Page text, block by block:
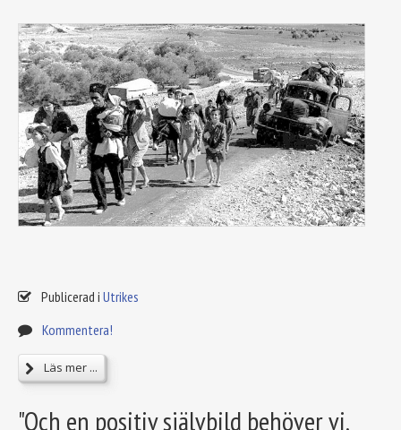
Publicerad i Utrikes
Kommentera!
Läs mer ...
"Och en positiv självbild behöver vi,